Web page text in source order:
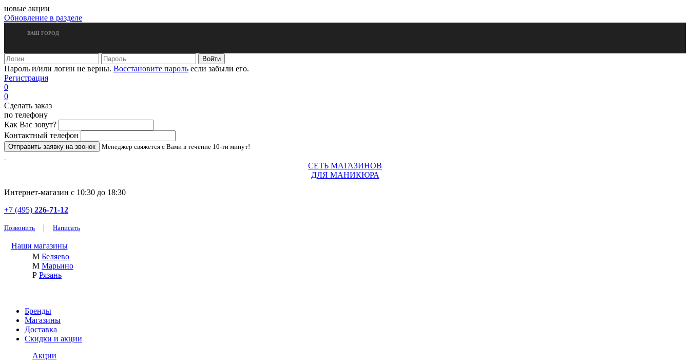
новые акции
Обновление в разделе
ВАШ ГОРОД
Пароль и/или логин не верны. Восстановите пароль если забыли его.
Регистрация
0
0
Сделать заказ
по телефону
Как Вас зовут?
Контактный телефон
Менеджер свяжется с Вами в течение 10-ти минут!
СЕТЬ МАГАЗИНОВ
ДЛЯ МАНИКЮРА
Интернет-магазин с 10:30 до 18:30
+7 (495) 226-71-12
Позвонить | Написать
Наши магазины
М Беляево
М Марьино
Р Рязань
Бренды
Магазины
Доставка
Скидки и акции
Акции